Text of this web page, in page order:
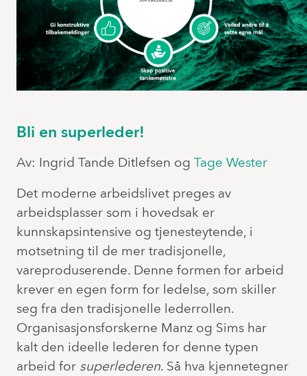
Bli en superleder!
Av: Ingrid Tande Ditlefsen og Tage Wester
Det moderne arbeidslivet preges av
arbeidsplasser som i hovedsak er
kunnskapsintensive og tjenesteytende, i
motsetning til de mer tradisjonelle,
vareproduserende. Denne formen for arbeid
krever en egen form for ledelse, som skiller
seg fra den tradisjonelle lederrollen.
Organisasjonsforskerne Manz og Sims har
kalt den ideelle lederen for denne typen
arbeid for superlederen. Så hva kjennetegner